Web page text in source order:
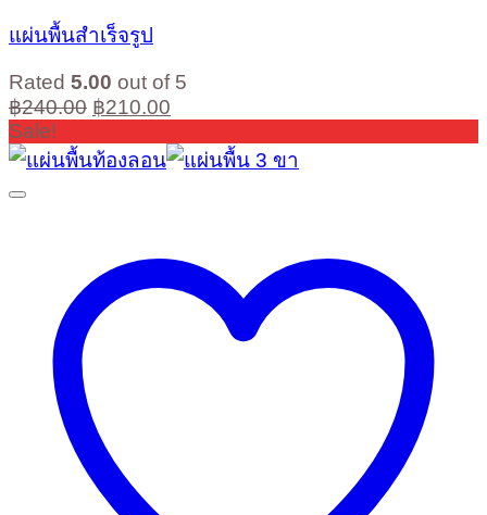
แผ่นพื้นสำเร็จรูป
Rated 5.00 out of 5
฿240.00 Original
was:
฿210.00
is:
Sale!